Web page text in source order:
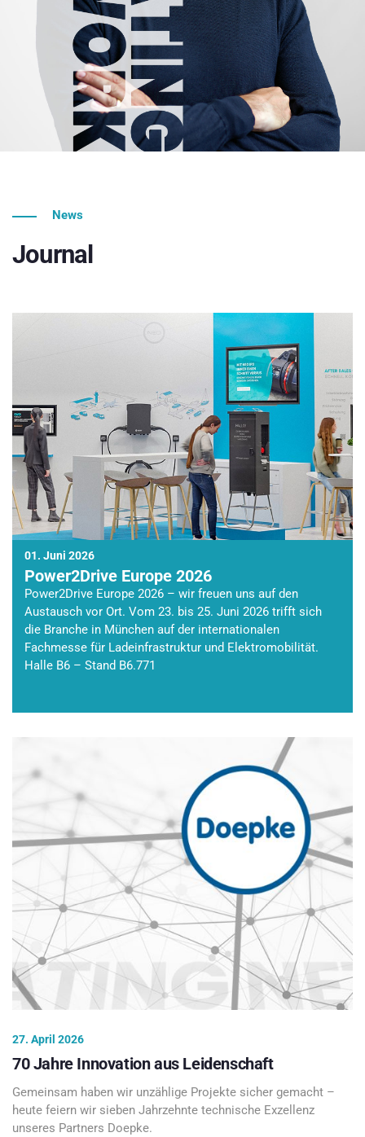
News
Journal
01. Juni 2026
Power2Drive Europe 2026
Power2Drive Europe 2026 – wir freuen uns auf den
Austausch vor Ort. Vom 23. bis 25. Juni 2026 trifft sich
die Branche in München auf der internationalen
Fachmesse für Ladeinfrastruktur und Elektromobilität.
Halle B6 – Stand B6.771
27. April 2026
70 Jahre Innovation aus Leidenschaft
Gemeinsam haben wir unzählige Projekte sicher gemacht –
heute feiern wir sieben Jahrzehnte technische Exzellenz
unseres Partners Doepke.